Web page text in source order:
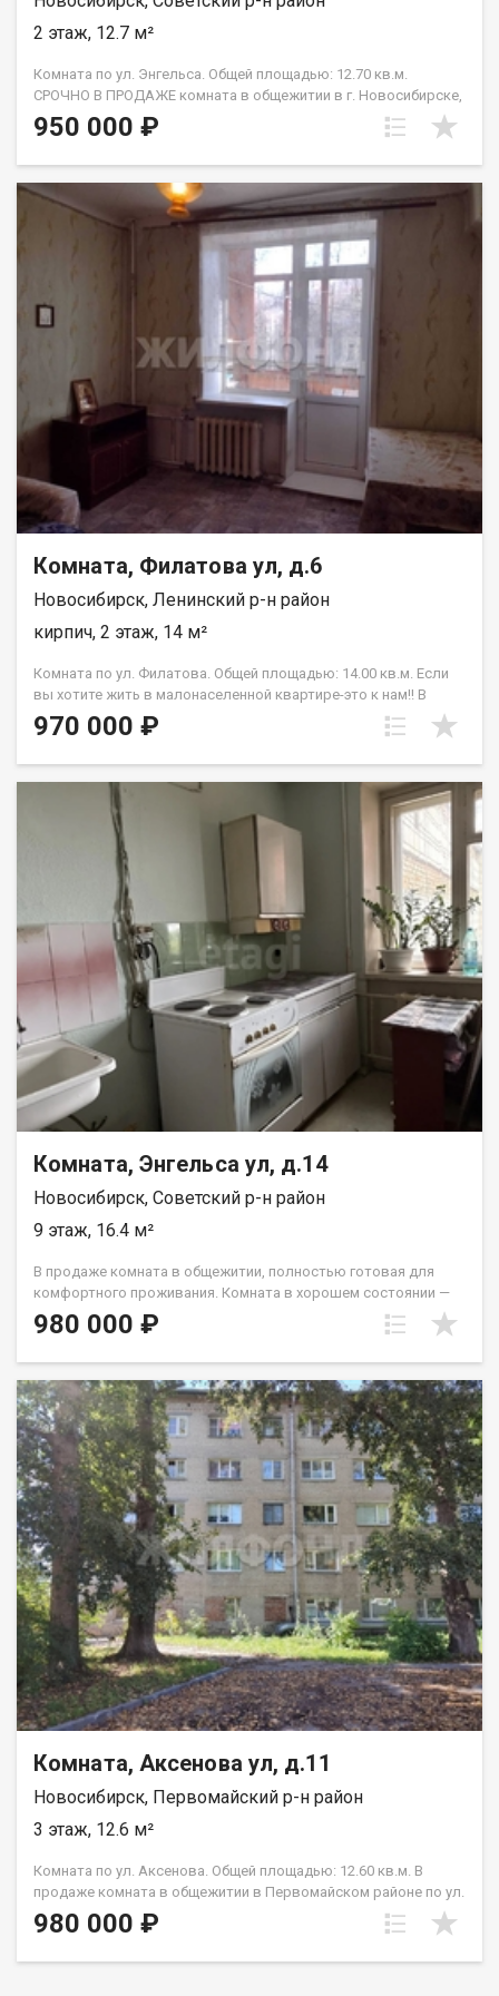
2 этаж, 12.7 м²
Комната по ул. Энгельса. Общей площадью: 12.70 кв.м.
СРОЧНО В ПРОДАЖЕ комната в общежитии в г. Новосибирске,
по адресу улица Энгельса, дом 14. Комната расположена на
втором этаже девятиэтажного здания. Теплая и светлая.
общежития расположена развитая инфраструктура. В
шаговой доступности находятся магазины, аптеки, банки.
Также рядом есть остановки общественного транспорта, что
позволит быстро добраться до любой точки города. С
документами полный порядок, быстрый выход на сделку.
ПРИГЛАШАЕМ НА ПРОСМОТР!! Рядом с объектом находятся:3
школы,5 детских садов,14 продуктовых магазинов,6
спортивных учреждений. Возможен обмен на вашу
недвижимость. Возможна продажа в рассрочку. При звонке,
пожалуйста, сообщите номер варианта - JV009054112581.
950 000 ₽
Комната, Филатова ул, д.6
Новосибирск, Ленинский р-н район
кирпич, 2 этаж, 14 м²
Комната по ул. Филатова. Общей площадью: 14.00 кв.м. Если
вы хотите жить в малонаселенной квартире-это к нам!! В
продаже комната 14 кв2 ,в 3-х ком.квартире,на комфортном 2
этаже с застекленным балконом. Комната светлая, в
пользования в удовлетворительном состоянии. Одна из
комнат закрыта,никто не проживает.Во второй комнате
проживает семейная пара. Все необходимое для проживания
в шаговой доступности. Ждем на просмотр. Рядом с
объектом находятся:1 школа,4 детских сада,7 продуктовых
магазинов,2 спортивных учреждения. Возможен обмен на
вашу недвижимость. Возможна продажа в рассрочку. При
звонке, пожалуйста, сообщите номер варианта -
JV009054108548.
970 000 ₽
Комната, Энгельса ул, д.14
Новосибирск, Советский р-н район
9 этаж, 16.4 м²
В продаже комната в общежитии, полностью готовая для
комфортного проживания. Комната в хорошем состоянии —
можно заехать сразу, без дополнительных вложений. На
этаже предусмотрены все необходимые удобства: санузел
имеется собственная оборудованная зона для приготовления
пищи: плита, раковина, стол и шкаф для хранения кухонных
принадлежностей. Дом расположен в удобной локации с
развитой транспортной доступностью. В шаговой
доступности находятся остановки общественного
транспорта, откуда без труда можно добраться: в сторону
города, в Бердск, Академгородок. Рядом расположены
магазины и всё необходимое для повседневной жизни. Код
пользователя: 202659 Номер в базе: 12812043
980 000 ₽
Комната, Аксенова ул, д.11
Новосибирск, Первомайский р-н район
3 этаж, 12.6 м²
Комната по ул. Аксенова. Общей площадью: 12.60 кв.м. В
продаже комната в общежитии в Первомайском районе по ул.
Аксенова. В комнату заведена вода. По документам полный
порядок, быстрый выход на сделку. Приглашаем на
980 000 ₽